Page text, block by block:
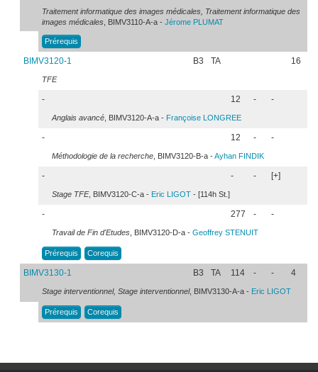
Traitement informatique des images médicales, Traitement informatique des
images médicales , BIMV3110-A-a - Jérome PLUMAT
Prérequis
BIMV3120-1 B3 TA 16
TFE
- 12 - -
Anglais avancé , BIMV3120-A-a - Françoise LONGREE
- 12 - -
Méthodologie de la recherche , BIMV3120-B-a -Ayhan FINDIK
- - - [+]
Stage TFE, BIMV3120-C-a - Eric LIGOT - [114h St.]
- 277 - -
Travail de Fin d'Etudes , BIMV3120-D-a - Geoffrey STENUIT
Prérequis Corequis
BIMV3130-1 B3 TA 114 - - 4
Stage interventionnel, Stage interventionnel, BIMV3130-A-a - Eric LIGOT
Prérequis Corequis